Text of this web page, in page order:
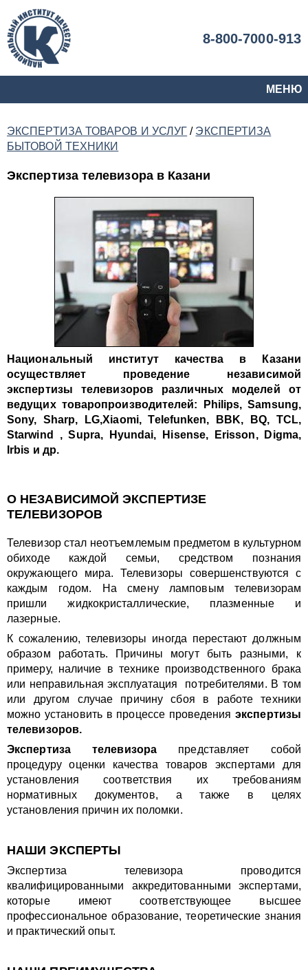
8-800-7000-913
МЕНЮ
ЭКСПЕРТИЗА ТОВАРОВ И УСЛУГ / ЭКСПЕРТИЗА
БЫТОВОЙ ТЕХНИКИ
Экспертиза телевизора в Казани
Национальный институт качества в Казани
осуществляет проведение независимой
экспертизы телевизоров различных моделей от
ведущих товаропроизводителей: Philips, Samsung,
Sony, Sharp, LG,Xiaomi, Telefunken, BBK, BQ, TCL,
Starwind , Supra, Hyundai, Hisense, Erisson, Digma,
Irbis и др.
О НЕЗАВИСИМОЙ ЭКСПЕРТИЗЕ
ТЕЛЕВИЗОРОВ
Телевизор стал неотъемлемым предметом в культурном
обиходе каждой семьи, средством познания
окружающего мира.Телевизоры совершенствуются с
каждым годом. На смену ламповым телевизорам
пришли жидкокристаллические, плазменные и
лазерные.
К сожалению, телевизоры иногда перестают должным
образом работать. Причины могут быть разными, к
примеру, наличие в технике производственного брака
или неправильная эксплуатация потребителями. В том
или другом случае причину сбоя в работе техники
можно установить в процессе проведенияэкспертизы
телевизоров.
Экспертиза телевизорапредставляет собой
процедуру оценки качества товаров экспертами для
установления соответствия их требованиям
нормативных документов, а также в целях
установления причин их поломки.
НАШИ ЭКСПЕРТЫ
Экспертиза телевизора проводится
квалифицированными аккредитованными экспертами,
которые имеют соответствующее высшее
профессиональное образование, теоретические знания
и практический опыт.